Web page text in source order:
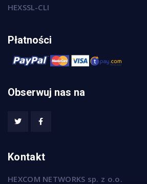
HEXSSL-CLI
Płatności
Obserwuj nas na
Kontakt
HEXCOM NETWORKS sp. z o.o.